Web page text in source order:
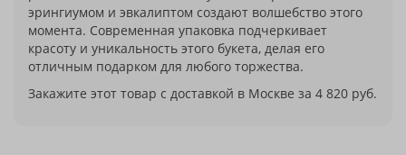
эрингиумом и эвкалиптом создают волшебство этого
момента. Современная упаковка подчеркивает
красоту и уникальность этого букета, делая его
отличным подарком для любого торжества.
Закажите этот товар с доставкой в Москве за 4 820 руб.